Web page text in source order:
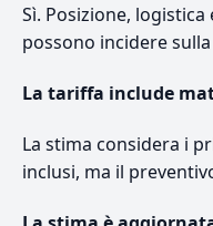
Sì. Posizione,
possono incidere
La tariffa include
La stima considera i
inclusi, ma il